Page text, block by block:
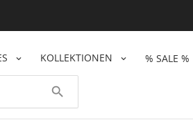
KOLLEKTIONEN % SALE %
search